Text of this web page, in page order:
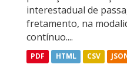
interestadual de
fretamento, na
contínuo....
PDF HTML CSV